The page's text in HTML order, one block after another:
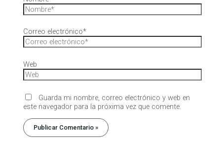
Correo electrónico*
Web
Guarda mi nombre, correo electrónico y web en
este navegador para la próxima vez que comente.